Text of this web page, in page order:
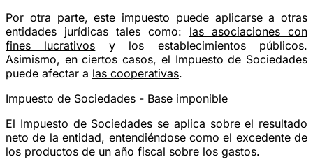
Por otra parte, este impuesto puede aplicarse a otras
entidades jurídicas tales como: las asociaciones con
fines lucrativos y los establecimientos públicos.
Asimismo, en ciertos casos, el Impuesto de Sociedades
puede afectar a las cooperativas.
Impuesto de Sociedades - Base imponible
El Impuesto de Sociedades se aplica sobre el resultado
neto de la entidad, entendiéndose como el excedente de
los productos de un año fiscal sobre los gastos.